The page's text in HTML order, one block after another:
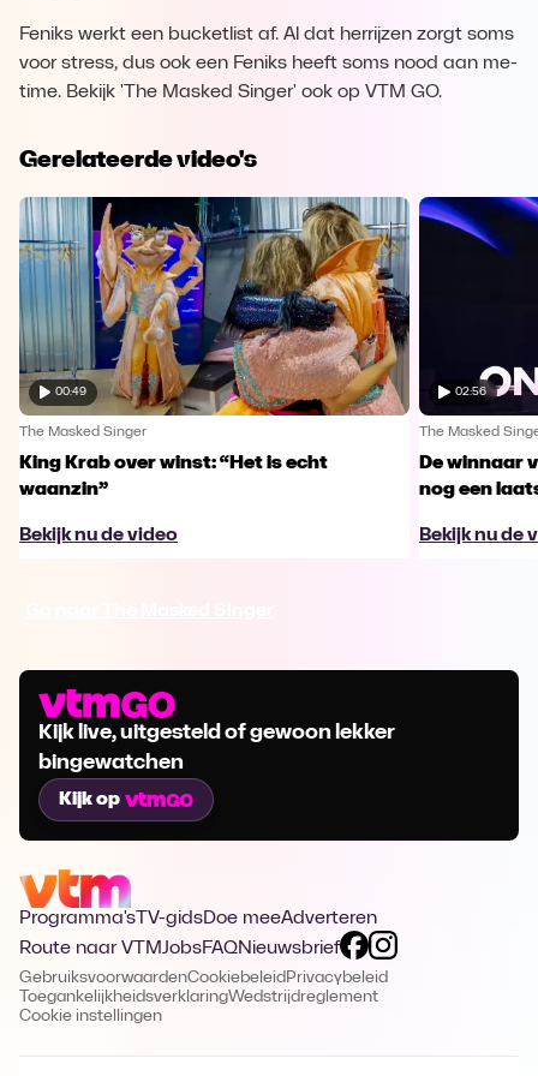
Feniks werkt een bucketlist af. Al dat herrijzen zorgt soms
voor stress, dus ook een Feniks heeft soms nood aan me-
time. Bekijk 'The Masked Singer' ook op VTM GO.
Gerelateerde video's
00:49
The Masked Singer
King Krab over winst: “Het is echt
waanzin”
Bekijk nu de video
02:56
The Masked
De winnaar
nog een
Bekijk nu de
Kijk live, uitgesteld of gewoon lekker
bingewatchen
Kijk op
Programma's TV-gidsDoe meeAdverteren
Route naar VTMJobsFAQNieuwsbrief
GebruiksvoorwaardenCookiebeleid Privacybeleid
ToegankelijkheidsverklaringWedstrijdreglement
Cookie instellingen